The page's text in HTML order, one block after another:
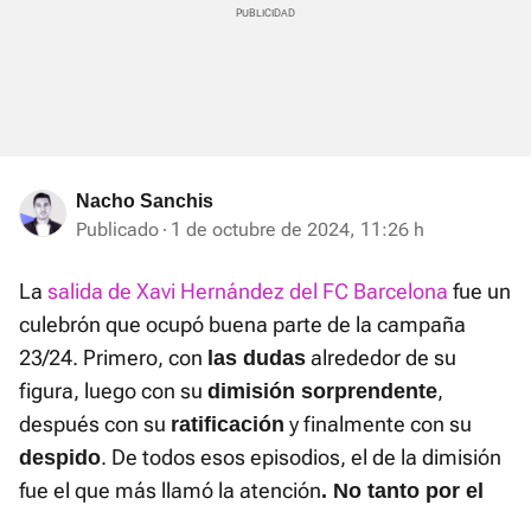
Nacho Sanchis
Publicado 1 de octubre de 2024, 11:26 h
La salida de Xavi Hernández del FC Barcelona fue un
culebrón que ocupó buena parte de la campaña
23/24. Primero, con las dudas alrededor de su
figura, luego con su dimisión sorprendente,
después con su ratificación y finalmente con su
despido. De todos esos episodios, el de la dimisión
fue el que más llamó la atención. No tanto por el